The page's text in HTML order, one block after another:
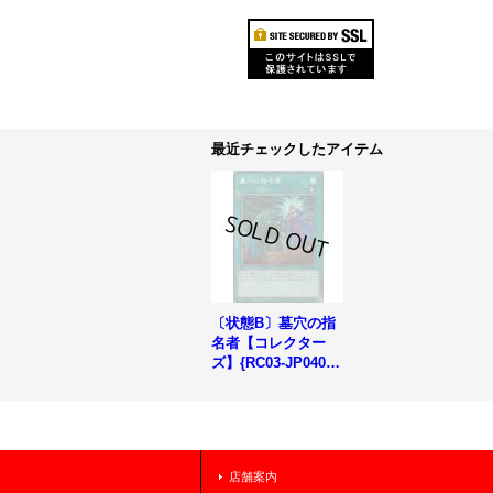
最近チェックしたアイテム
〔状態B〕墓穴の指
名者【コレクター
ズ】{RC03-JP040}
店舗案内